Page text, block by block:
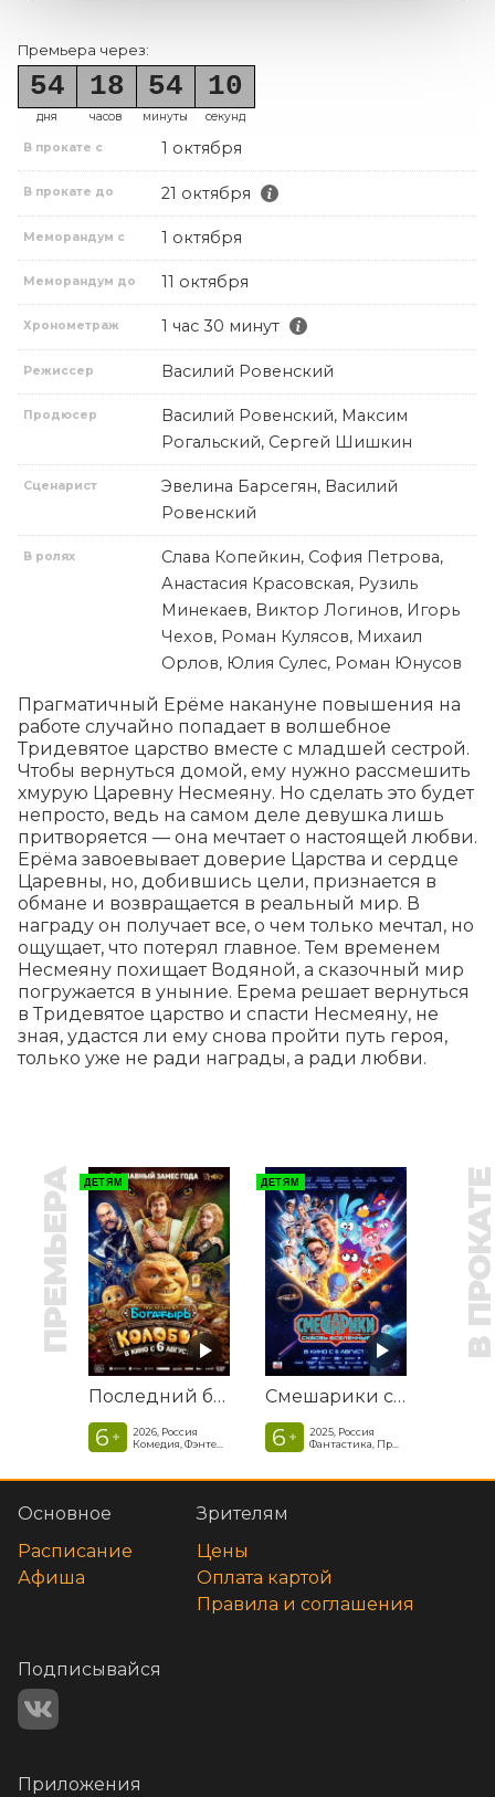
Премьера через:
54
дня
18
часов
54
минуты
10
секунд
В прокате с 1 октября
В прокате до 21 октября
Меморандум с 1 октября
Меморандум до 11 октября
Хронометраж 1 час 30 минут
Режиссер Василий Ровенский
Продюсер
Василий Ровенский, Максим
Рогальский, Сергей Шишкин
Сценарист
Эвелина Барсегян, Василий
Ровенский
В ролях
Слава Копейкин, София Петрова,
Анастасия Красовская, Рузиль
Минекаев, Виктор Логинов, Игорь
Чехов, Роман Кулясов, Михаил
Орлов, Юлия Сулес, Роман Юнусов
Прагматичный Ерёме накануне повышения на
работе случайно попадает в волшебное
Тридевятое царство вместе с младшей сестрой.
Чтобы вернуться домой, ему нужно рассмешить
хмурую Царевну Несмеяну. Но сделать это будет
непросто, ведь на самом деле девушка лишь
притворяется — она мечтает о настоящей любви.
Ерёма завоевывает доверие Царства и сердце
Царевны, но, добившись цели, признается в
обмане и возвращается в реальный мир. В
награду он получает все, о чем только мечтал, но
ощущает, что потерял главное. Тем временем
Несмеяну похищает Водяной, а сказочный мир
погружается в уныние. Ерема решает вернуться
в Тридевятое царство и спасти Несмеяну, не
зная, удастся ли ему снова пройти путь героя,
только уже не ради награды, а ради любви.
ПРЕМЬЕРА ДЕТЯМ
Последний богатырь. Колобок
6 +
2026, Россия
ДЕТЯМ
Смешарики сквозь вселенные
6 +
2025, Россия
В
Основное
Расписание
Афиша
Зрителям
Цены
Оплата картой
Правила и соглашения
Подписывайся
Приложения